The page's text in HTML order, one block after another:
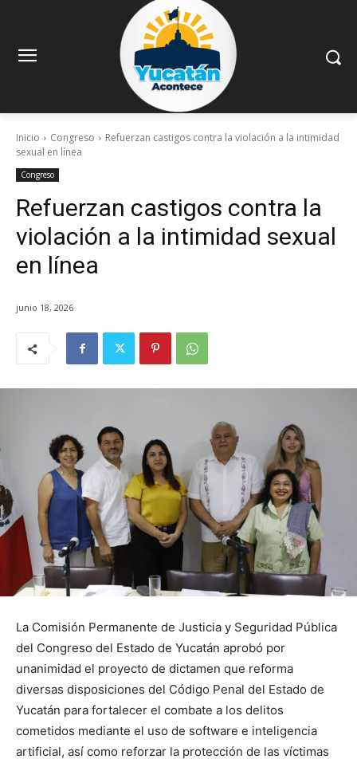
Inicio Congreso
Refuerzan castigos contra la violación a la intimidad
sexual en línea
Congreso
Refuerzan castigos contra la
violación a la intimidad sexual
en línea
junio 18, 2026
La Comisión Permanente de Justicia y Seguridad Pública
del Congreso del Estado de Yucatán aprobó por
unanimidad el proyecto de dictamen que reforma
diversas disposiciones del Código Penal del Estado de
Yucatán para fortalecer el combate a los delitos
cometidos mediante el uso de software e inteligencia
artificial, así como reforzar la protección de las víctimas